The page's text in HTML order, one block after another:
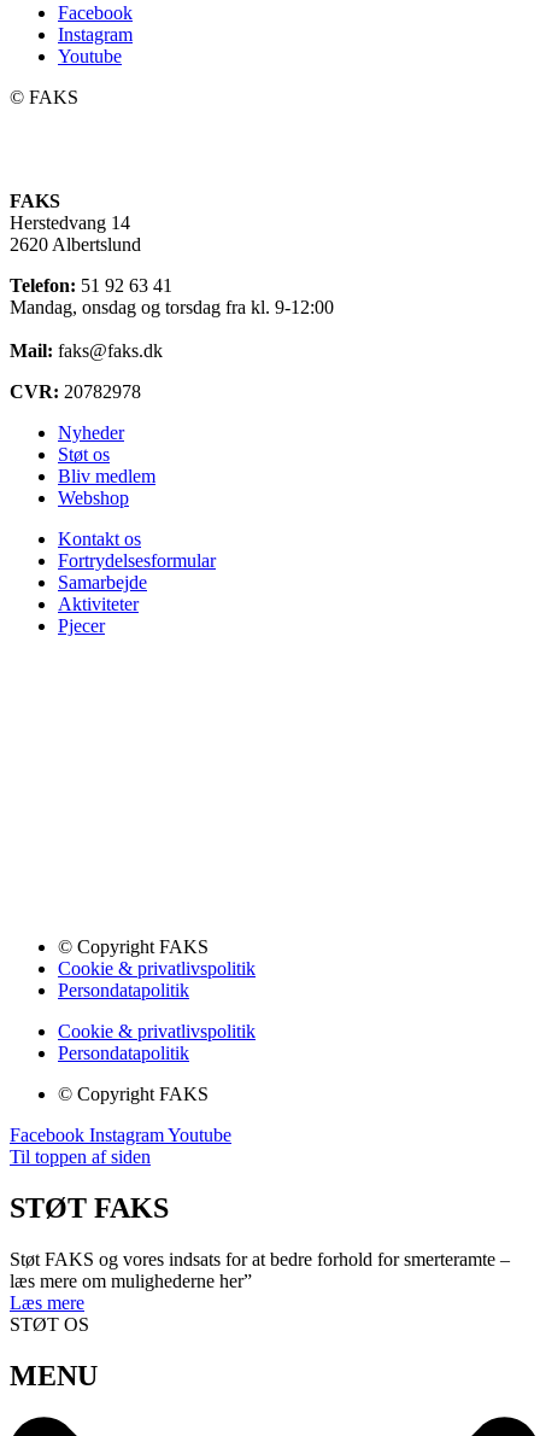
Facebook
Instagram
Youtube
©️ FAKS
FAKS
Herstedvang 14
2620 Albertslund
Telefon: 51 92 63 41
Mandag, onsdag og torsdag fra kl. 9-12:00
Mail: faks@faks.dk
CVR: 20782978
Nyheder
Støt os
Bliv medlem
Webshop
Kontakt os
Fortrydelsesformular
Samarbejde
Aktiviteter
Pjecer
© Copyright FAKS
Cookie & privatlivspolitik
Persondatapolitik
Cookie & privatlivspolitik
Persondatapolitik
© Copyright FAKS
Facebook InstagramYoutube
Til toppen af siden
STØT FAKS
Støt FAKS og vores indsats for at bedre forhold for smerteramte –
læs mere om mulighederne her”
Læs mere
STØT OS
MENU